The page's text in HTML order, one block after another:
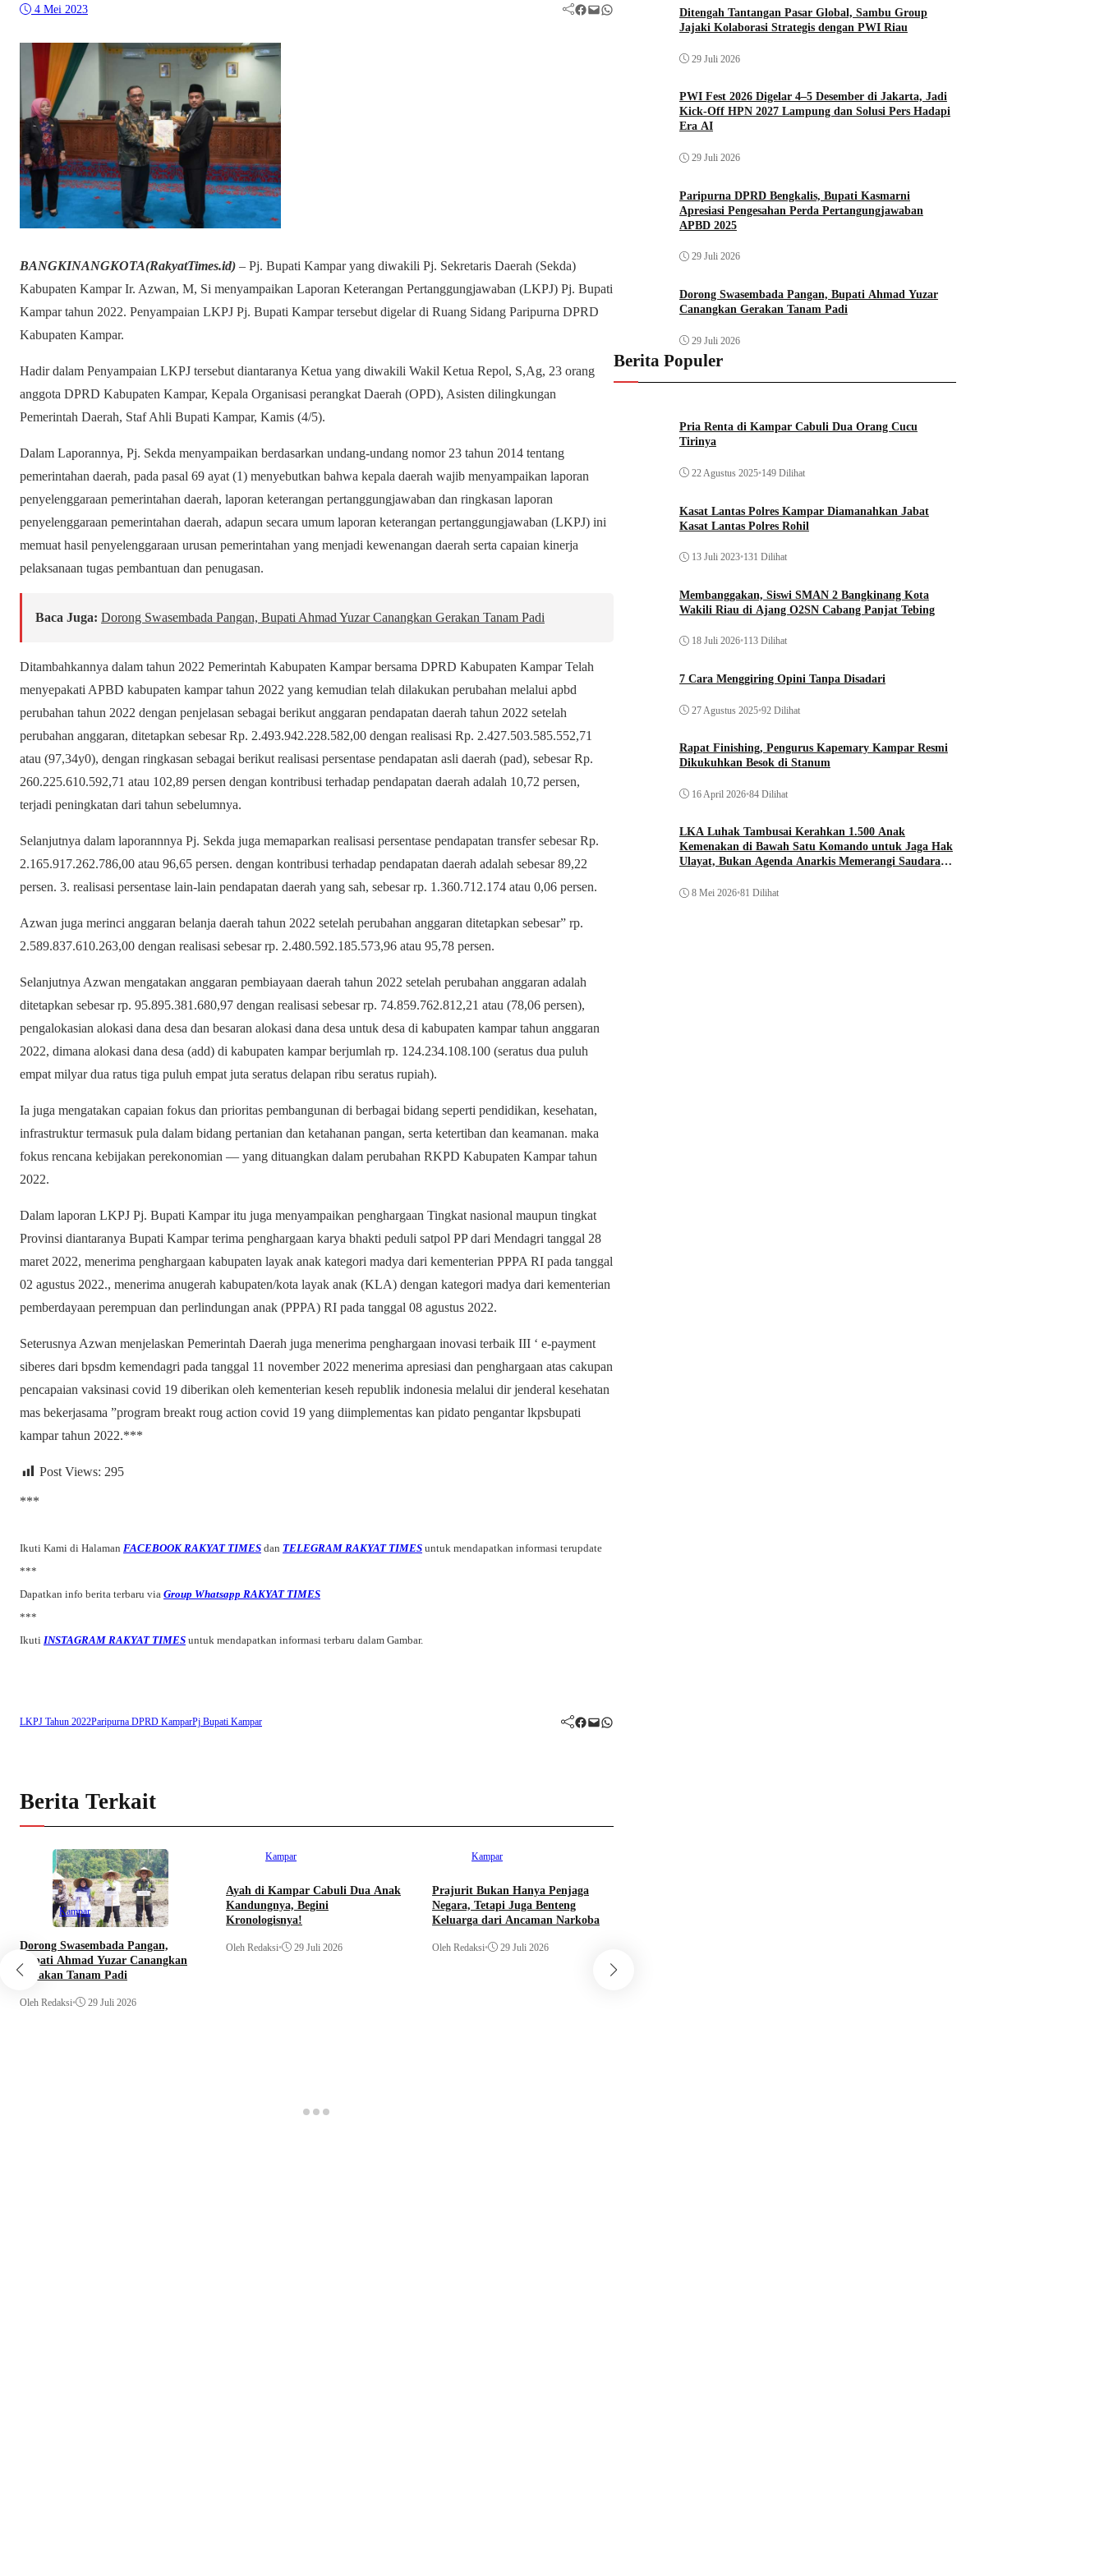
4 Mei 2023 Facebook Mail WhatsApp
BANGKINANGKOTA(RakyatTimes.id) – Pj. Bupati Kampar yang diwakili Pj. Sekretaris Daerah (Sekda)
Kabupaten Kampar Ir. Azwan, M, Si menyampaikan Laporan Keterangan Pertanggungjawaban (LKPJ) Pj. Bupati
Kampar tahun 2022. Penyampaian LKPJ Pj. Bupati Kampar tersebut digelar di Ruang Sidang Paripurna DPRD
Kabupaten Kampar.
Hadir dalam Penyampaian LKPJ tersebut diantaranya Ketua yang diwakili Wakil Ketua Repol, S,Ag, 23 orang
anggota DPRD Kabupaten Kampar, Kepala Organisasi perangkat Daerah (OPD), Asisten dilingkungan
Pemerintah Daerah, Staf Ahli Bupati Kampar, Kamis (4/5).
Dalam Laporannya, Pj. Sekda menyampaikan berdasarkan undang-undang nomor 23 tahun 2014 tentang
pemerintahan daerah, pada pasal 69 ayat (1) menyebutkan bahwa kepala daerah wajib menyampaikan laporan
penyelenggaraan pemerintahan daerah, laporan keterangan pertanggungjawaban dan ringkasan laporan
penyelenggaraan pemerintahan daerah, adapun secara umum laporan keterangan pertanggungjawaban (LKPJ) ini
memuat hasil penyelenggaraan urusan pemerintahan yang menjadi kewenangan daerah serta capaian kinerja
pelaksanaan tugas pembantuan dan penugasan.
Baca Juga: Dorong Swasembada Pangan, Bupati Ahmad Yuzar Canangkan Gerakan Tanam Padi
Ditambahkannya dalam tahun 2022 Pemerintah Kabupaten Kampar bersama DPRD Kabupaten Kampar Telah
menyepakati APBD kabupaten kampar tahun 2022 yang kemudian telah dilakukan perubahan melalui apbd
perubahan tahun 2022 dengan penjelasan sebagai berikut anggaran pendapatan daerah tahun 2022 setelah
perubahan anggaran, ditetapkan sebesar Rp. 2.493.942.228.582,00 dengan realisasi Rp. 2.427.503.585.552,71
atau (97,34y0), dengan ringkasan sebagai berikut realisasi persentase pendapatan asli daerah (pad), sebesar Rp.
260.225.610.592,71 atau 102,89 persen dengan kontribusi terhadap pendapatan daerah adalah 10,72 persen,
terjadi peningkatan dari tahun sebelumnya.
Selanjutnya dalam laporannnya Pj. Sekda juga memaparkan realisasi persentase pendapatan transfer sebesar Rp.
2.165.917.262.786,00 atau 96,65 persen. dengan kontribusi terhadap pendapatan daerah adalah sebesar 89,22
persen. 3. realisasi persentase lain-lain pendapatan daerah yang sah, sebesar rp. 1.360.712.174 atau 0,06 persen.
Azwan juga merinci anggaran belanja daerah tahun 2022 setelah perubahan anggaran ditetapkan sebesar” rp.
2.589.837.610.263,00 dengan realisasi sebesar rp. 2.480.592.185.573,96 atau 95,78 persen.
Selanjutnya Azwan mengatakan anggaran pembiayaan daerah tahun 2022 setelah perubahan anggaran adalah
ditetapkan sebesar rp. 95.895.381.680,97 dengan realisasi sebesar rp. 74.859.762.812,21 atau (78,06 persen),
pengalokasian alokasi dana desa dan besaran alokasi dana desa untuk desa di kabupaten kampar tahun anggaran
2022, dimana alokasi dana desa (add) di kabupaten kampar berjumlah rp. 124.234.108.100 (seratus dua puluh
empat milyar dua ratus tiga puluh empat juta seratus delapan ribu seratus rupiah).
Ia juga mengatakan capaian fokus dan prioritas pembangunan di berbagai bidang seperti pendidikan, kesehatan,
infrastruktur termasuk pula dalam bidang pertanian dan ketahanan pangan, serta ketertiban dan keamanan. maka
fokus rencana kebijakan perekonomian — yang dituangkan dalam perubahan RKPD Kabupaten Kampar tahun
2022.
Dalam laporan LKPJ Pj. Bupati Kampar itu juga menyampaikan penghargaan Tingkat nasional maupun tingkat
Provinsi diantaranya Bupati Kampar terima penghargaan karya bhakti peduli satpol PP dari Mendagri tanggal 28
maret 2022, menerima penghargaan kabupaten layak anak kategori madya dari kementerian PPPA RI pada tanggal
02 agustus 2022., menerima anugerah kabupaten/kota layak anak (KLA) dengan kategori madya dari kementerian
pemberdayaan perempuan dan perlindungan anak (PPPA) RI pada tanggal 08 agustus 2022.
Seterusnya Azwan menjelaskan Pemerintah Daerah juga menerima penghargaan inovasi terbaik III ‘ e-payment
siberes dari bpsdm kemendagri pada tanggal 11 november 2022 menerima apresiasi dan penghargaan atas cakupan
pencapaian vaksinasi covid 19 diberikan oleh kementerian keseh republik indonesia melalui dir jenderal kesehatan
mas bekerjasama ”program breakt roug action covid 19 yang diimplementas kan pidato pengantar lkpsbupati
kampar tahun 2022.***
Post Views: 295
***
Ikuti Kami di Halaman FACEBOOK RAKYAT TIMES dan TELEGRAM RAKYAT TIMES untuk mendapatkan informasi terupdate
***
Dapatkan info berita terbaru via Group Whatsapp RAKYAT TIMES
***
Ikuti INSTAGRAM RAKYAT TIMES untuk mendapatkan informasi terbaru dalam Gambar.
LKPJ Tahun 2022Paripurna DPRD KamparPj Bupati Kampar Facebook Mail WhatsApp
Berita Terkait
Kampar
Dorong Swasembada Pangan,
Bupati Ahmad Yuzar Canangkan
Gerakan Tanam Padi
Oleh Redaksi• 29 Juli 2026
Kampar
Ayah di Kampar Cabuli Dua Anak
Kandungnya, Begini
Kronologisnya!
Oleh Redaksi• 29 Juli 2026
Kampar
Prajurit Bukan Hanya Penjaga
Negara, Tetapi Juga Benteng
Keluarga dari Ancaman Narkoba
Oleh Redaksi• 29 Juli 2026
Ditengah Tantangan Pasar Global, Sambu Group
Jajaki Kolaborasi Strategis dengan PWI Riau
29 Juli 2026
PWI Fest 2026 Digelar 4–5 Desember di Jakarta, Jadi
Kick-Off HPN 2027 Lampung dan Solusi Pers Hadapi
Era AI
29 Juli 2026
Paripurna DPRD Bengkalis, Bupati Kasmarni
Apresiasi Pengesahan Perda Pertangungjawaban
APBD 2025
29 Juli 2026
Dorong Swasembada Pangan, Bupati Ahmad Yuzar
Canangkan Gerakan Tanam Padi
29 Juli 2026
Berita Populer
Pria Renta di Kampar Cabuli Dua Orang Cucu
Tirinya
22 Agustus 2025•149 Dilihat
Kasat Lantas Polres Kampar Diamanahkan Jabat
Kasat Lantas Polres Rohil
13 Juli 2023•131 Dilihat
Membanggakan, Siswi SMAN 2 Bangkinang Kota
Wakili Riau di Ajang O2SN Cabang Panjat Tebing
18 Juli 2026•113 Dilihat
7 Cara Menggiring Opini Tanpa Disadari
27 Agustus 2025•92 Dilihat
Rapat Finishing, Pengurus Kapemary Kampar Resmi
Dikukuhkan Besok di Stanum
16 April 2026•84 Dilihat
LKA Luhak Tambusai Kerahkan 1.500 Anak
Kemenakan di Bawah Satu Komando untuk Jaga Hak
Ulayat, Bukan Agenda Anarkis Memerangi Saudara
8 Mei 2026•81 Dilihat